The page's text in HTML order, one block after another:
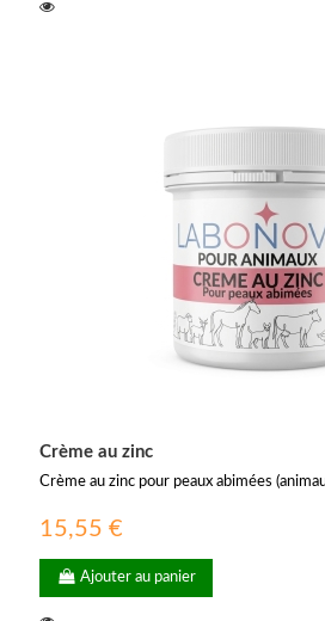
Crème au zinc
Crème au zinc pour peaux abimées
15,55 €
Ajouter au panier